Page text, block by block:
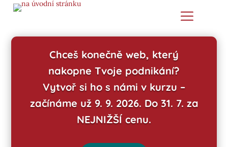
Chceš konečně web, který
nakopne Tvoje podnikání?
Vytvoř si ho s námi v kurzu –
začínáme už 9. 9. 2026. Do 31. 7. za
NEJNIŽŠÍ cenu.